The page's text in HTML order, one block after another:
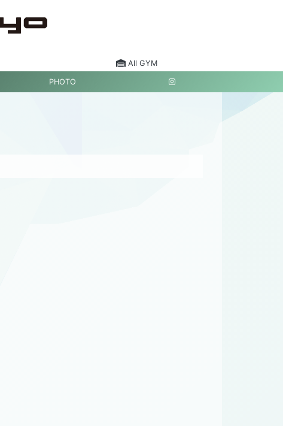
All GYM
PHOTO